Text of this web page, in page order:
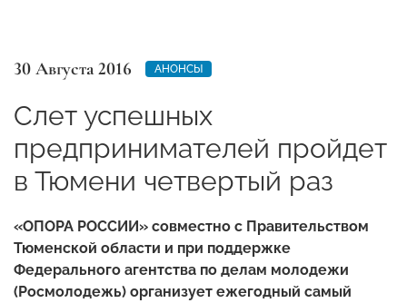
30 Августа 2016 АНОНСЫ
Слет успешных
предпринимателей пройдет
в Тюмени четвертый раз
«ОПОРА РОССИИ» совместно с Правительством
Тюменской области и при поддержке
Федерального агентства по делам молодежи
(Росмолодежь) организует ежегодный самый